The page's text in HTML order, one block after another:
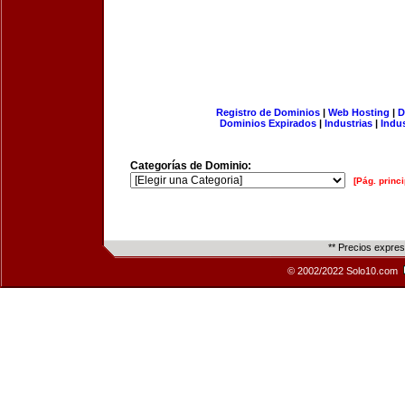
Registro de Dominios| Web Hosting |
Dominios Expirados | Industrias |
Categorías de Dominio:
[Pág.
** Precios
© 2002/2022 Solo10.com